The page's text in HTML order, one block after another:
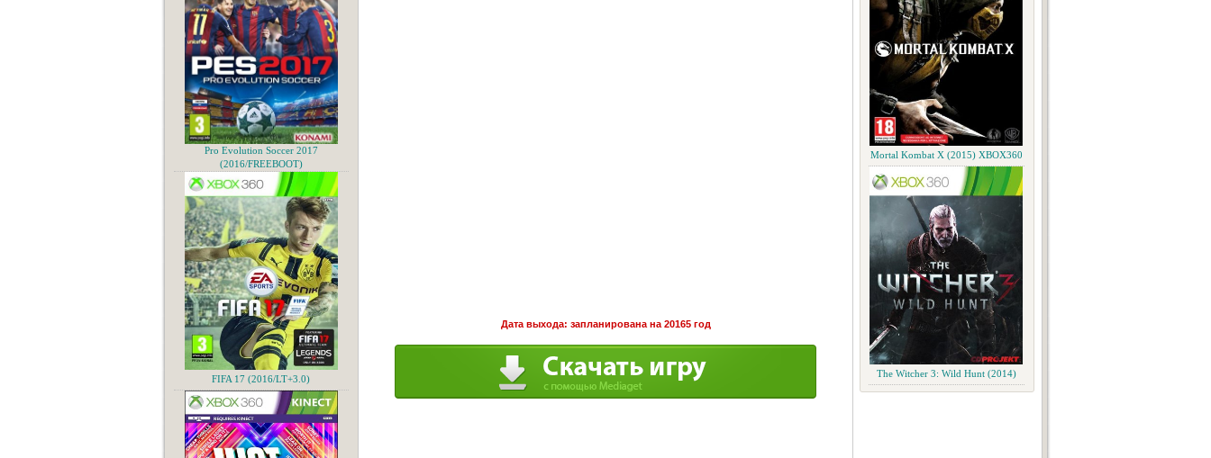
Mortal Kombat X (2015) XBOX360
The Witcher 3: Wild Hunt (2014)
Дата выхода: запланирована на 20165 год
Pro Evolution Soccer 2017
(2016/FREEBOOT)
FIFA 17 (2016/LT+3.0)